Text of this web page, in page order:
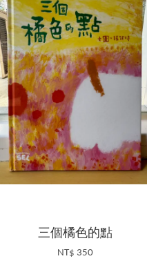
三個橘色的點
NT$ 350